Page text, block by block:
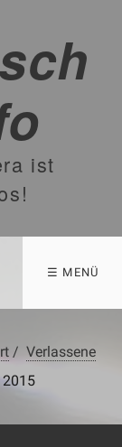
ist
☰ MENÜ
/ Verlassene
2015